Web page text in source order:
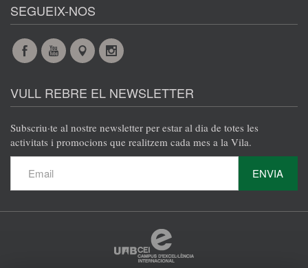
SEGUEIX-NOS
FacebookYouTubeMapsInstagram
VULL REBRE EL NEWSLETTER
Subscriu·te al nostre newsletter per estar al dia de totes les
activitats i promocions que realitzem cada mes a la Vila.
ENVIA